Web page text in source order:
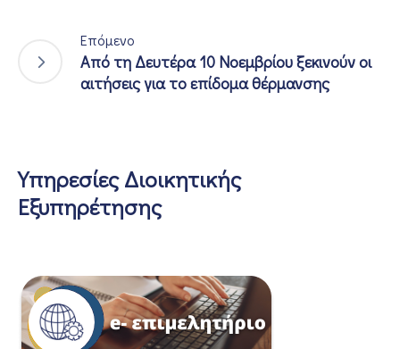
Επόμενο
Από τη Δευτέρα 10 Νοεμβρίου ξεκινούν οι
αιτήσεις για το επίδομα θέρμανσης
Υπηρεσίες Διοικητικής
Εξυπηρέτησης